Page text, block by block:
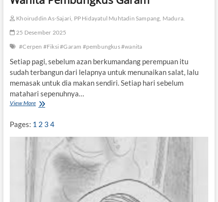
i
a
m
a
h
u
n
a
u
Khoiruddin As-Sajari, PP Hidayatul Muhtadin Sampang, Madura.
25 Desember 2025
#Cerpen #Fiksi #Garam #pembungkus #wanita
Setiap pagi, sebelum azan berkumandang perempuan itu
sudah terbangun dari lelapnya untuk menunaikan salat, lalu
memasak untuk dia makan sendiri. Setiap hari sebelum
matahari sepenuhnya…
View MoreW
i
t
Pages: 1 2 3 4